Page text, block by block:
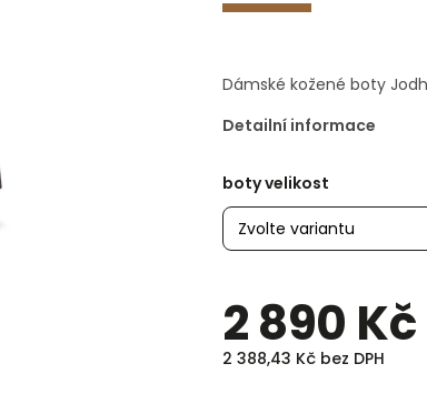
Dámské kožené boty
Detailní informace
boty velikost
2 890 Kč
2 388,43 Kč bez DPH